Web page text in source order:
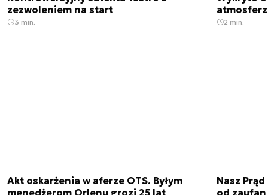
zezwoleniem na start
3 min. 2 min.
Akt oskarżenia w aferze OTS. Byłym
menedżerom Orlenu grozi 25 lat
Nasz
od